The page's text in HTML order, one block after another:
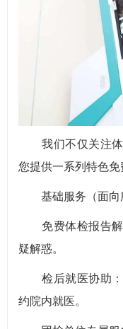
我们不仅关注体
您提供一系列特色免
基础服务（面向
免费体检报告解
疑解惑。
检后就医协助：
约院内就医。